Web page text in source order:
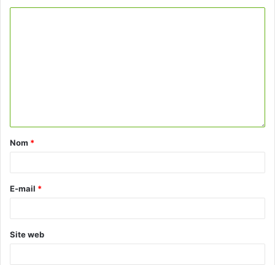
Nom *
E-mail *
Site web